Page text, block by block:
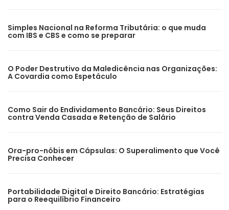
Simples Nacional na Reforma Tributária: o que muda
com IBS e CBS e como se preparar
O Poder Destrutivo da Maledicência nas Organizações:
A Covardia como Espetáculo
Como Sair do Endividamento Bancário: Seus Direitos
contra Venda Casada e Retenção de Salário
Ora-pro-nóbis em Cápsulas: O Superalimento que Você
Precisa Conhecer
Portabilidade Digital e Direito Bancário: Estratégias
para o Reequilíbrio Financeiro